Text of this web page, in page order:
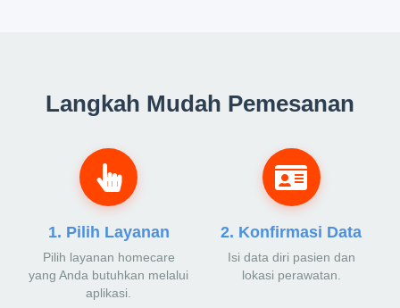
Langkah Mudah Pemesanan
1. Pilih Layanan
Pilih layanan homecare
yang Anda butuhkan melalui
aplikasi.
2. Konfirmasi Data
Isi data diri pasien dan
lokasi perawatan.